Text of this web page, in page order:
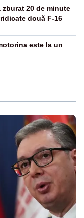
zburat 20 de minute
două F-16
este la un